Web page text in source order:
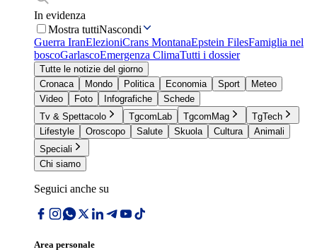
In evidenza
Mostra tuttiNascondi
Guerra IranElezioniCrans MontanaEpstein FilesFamiglia nel
boscoGarlascoEmergenza ClimaTutti i dossier
Tutte le notizie del giorno
Cronaca
Mondo Politica Economia Sport
Meteo
Video
Foto Infografiche
Schede
Tv & Spettacolo
TgcomLab TgcomMag
TgTech
Lifestyle
Oroscopo Salute Skuola Cultura
Animali
Speciali
Chi siamo
Seguici anche su
Area personale